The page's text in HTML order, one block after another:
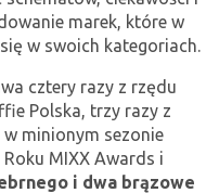
marek, które w
w swoich kategoriach.
cztery razy z rzędu
Polska, trzy razy z
w minionym sezonie
MIXX Awards i
i dwa brązowe